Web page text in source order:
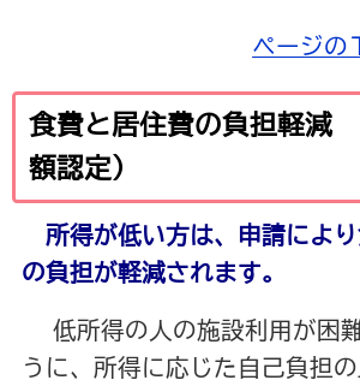
ページの
食費と居住費の負担軽減
額認定）
所得が低い方は、申請によ
の負担が軽減されます。
低所得の人の施設利用が困
うに、所得に応じた自己負担